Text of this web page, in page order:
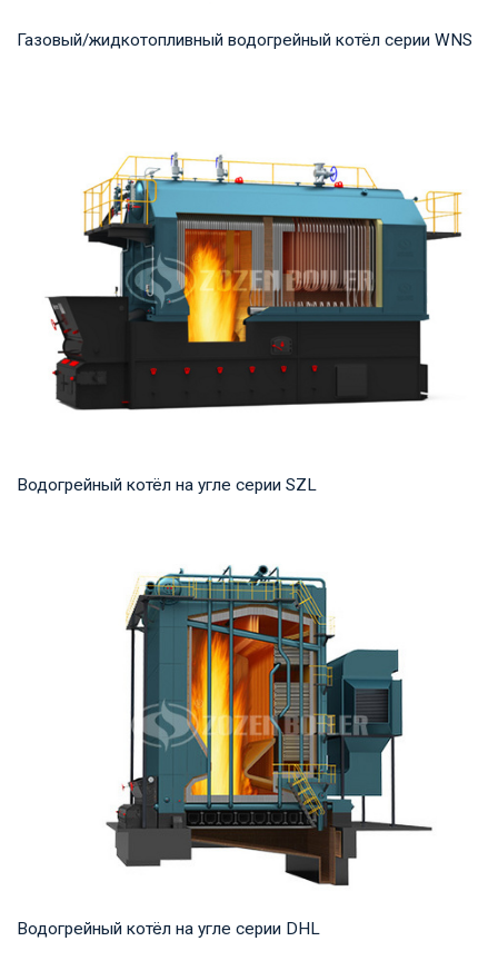
Газовый/жидкотопливный водогрейный котёл серии WNS
Водогрейный котёл на угле серии SZL
мощность продукта: 2,8-29 МВт Температура...
Водогрейный котёл на угле серии DHL